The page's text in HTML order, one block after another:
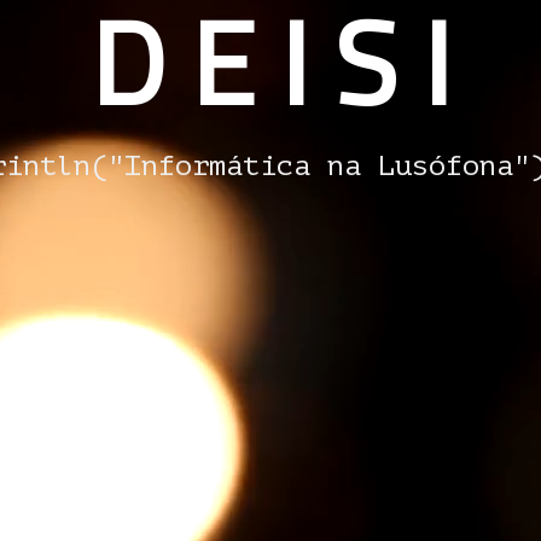
D E I S I
na